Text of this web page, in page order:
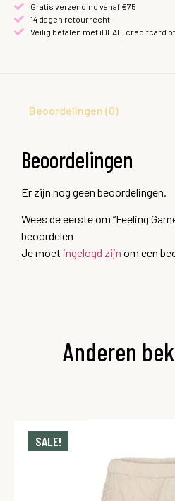
Gratis verzending vanaf €75
14 dagen retourrecht
Veilig betalen met iDEAL, creditcard of
Beoordelingen (0)
Beoordelingen
Er zijn nog geen beoordelingen.
Wees de eerste om “Feeling
beoordelen
Je moet ingelogd zijn om een
Anderen
SALE!